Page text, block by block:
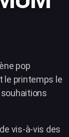
pop
le printemps le
souhaitions
vis-à-vis des